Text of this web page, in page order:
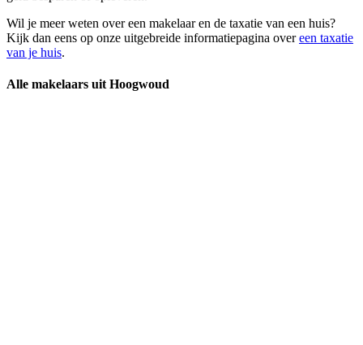
Wil je meer weten over een makelaar en de taxatie van een huis?
Kijk dan eens op onze uitgebreide informatiepagina overeen taxatie
van je huis.
Alle makelaars uit Hoogwoud